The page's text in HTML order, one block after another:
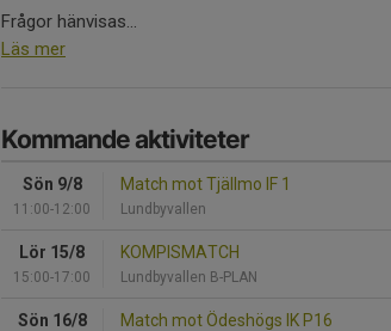
Frågor hänvisas...
Läs mer
Kommande aktiviteter
Sön 9/8
11:00-12:00
Match mot Tjällmo IF 1
Lundbyvallen
Lör 15/8
15:00-17:00
KOMPISMATCH
Lundbyvallen B-PLAN
Sön 16/8 Match mot Ödeshögs IK P16